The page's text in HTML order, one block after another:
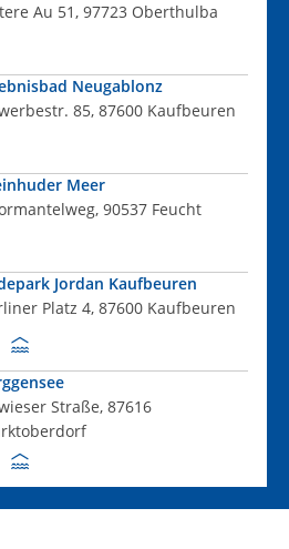
Au 51, 97723 Oberthulba
Neugablonz
85, 87600 Kaufbeuren
Meer
90537 Feucht
Jordan Kaufbeuren
Platz 4, 87600 Kaufbeuren
Straße, 87616